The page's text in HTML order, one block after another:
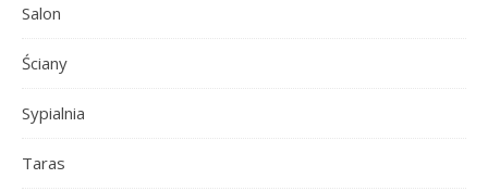
Salon
Ściany
Sypialnia
Taras